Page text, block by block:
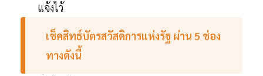
แจ้งไว้
เช็คสิทธ์บัตรสวัสดิการแห่งรัฐ ผ่าน 5 ช่อง
ทางดังนี้